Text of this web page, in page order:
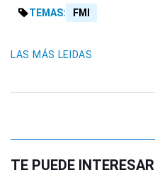
TEMAS: FMI
LAS MÁS LEIDAS
TE PUEDE INTERESAR